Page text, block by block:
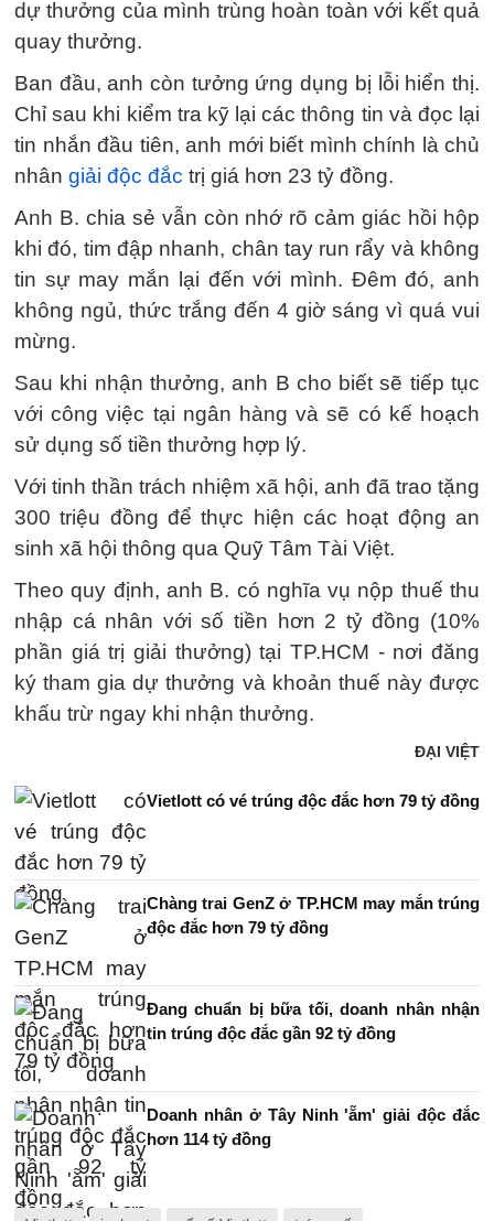
dự thưởng của mình trùng hoàn toàn với kết quả
quay thưởng.
Ban đầu, anh còn tưởng ứng dụng bị lỗi hiển thị.
Chỉ sau khi kiểm tra kỹ lại các thông tin và đọc lại
tin nhắn đầu tiên, anh mới biết mình chính là chủ
nhân giải độc đắc trị giá hơn 23 tỷ đồng.
Anh B. chia sẻ vẫn còn nhớ rõ cảm giác hồi hộp
khi đó, tim đập nhanh, chân tay run rẩy và không
tin sự may mắn lại đến với mình. Đêm đó, anh
không ngủ, thức trắng đến 4 giờ sáng vì quá vui
mừng.
Sau khi nhận thưởng, anh B cho biết sẽ tiếp tục
với công việc tại ngân hàng và sẽ có kế hoạch
sử dụng số tiền thưởng hợp lý.
Với tinh thần trách nhiệm xã hội, anh đã trao tặng
300 triệu đồng để thực hiện các hoạt động an
sinh xã hội thông qua Quỹ Tâm Tài Việt.
Theo quy định, anh B. có nghĩa vụ nộp thuế thu
nhập cá nhân với số tiền hơn 2 tỷ đồng (10%
phần giá trị giải thưởng) tại TP.HCM - nơi đăng
ký tham gia dự thưởng và khoản thuế này được
khấu trừ ngay khi nhận thưởng.
ĐẠI VIỆT
Vietlott có vé trúng độc đắc hơn 79 tỷ đồng
Chàng trai GenZ ở TP.HCM may mắn trúng
độc đắc hơn 79 tỷ đồng
Đang chuẩn bị bữa tối, doanh nhân nhận
tin trúng độc đắc gần 92 tỷ đồng
Doanh nhân ở Tây Ninh 'ẵm' giải độc đắc
hơn 114 tỷ đồng